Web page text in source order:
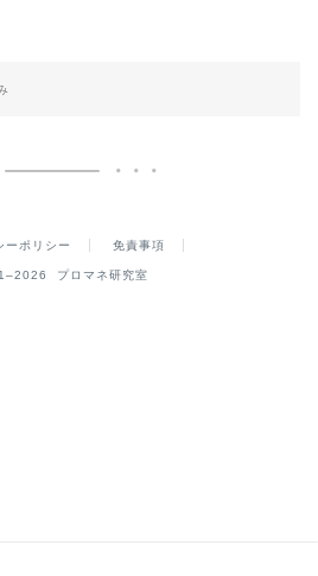
ーポリシー 免責事項
プロマネ研究室